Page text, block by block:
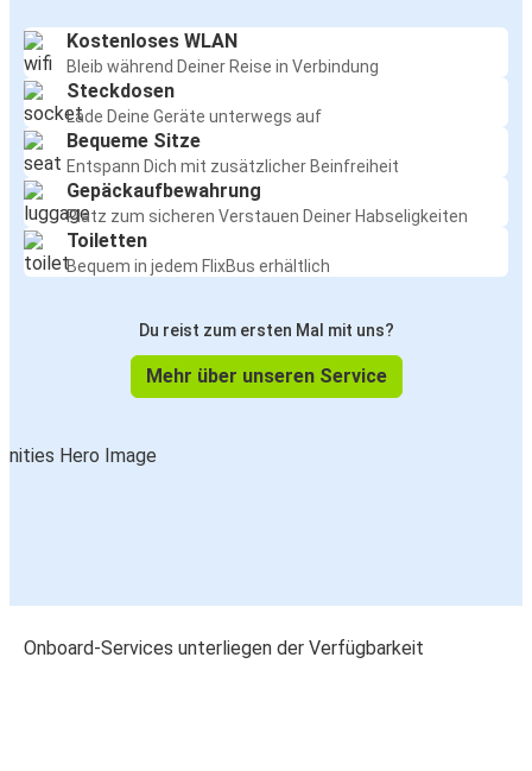
Kostenloses WLAN
Bleib während Deiner Reise in Verbindung
Steckdosen
Lade Deine Geräte unterwegs auf
Bequeme Sitze
Entspann Dich mit zusätzlicher Beinfreiheit
Gepäckaufbewahrung
Platz zum sicheren Verstauen Deiner Habseligkeiten
Toiletten
Bequem in jedem FlixBus erhältlich
Du reist zum ersten Mal mit uns?
Mehr über unseren Service
Onboard-Services unterliegen der Verfügbarkeit